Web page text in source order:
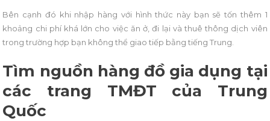
Bên cạnh đó khi nhập hàng với hình thức này bạn sẽ tốn thêm 1
khoảng chi phí khá lớn cho việc ăn ở, đi lại và thuê thông dịch viên
trong trường hợp bạn không thể giao tiếp bằng tiếng Trung.
Tìm nguồn hàng đồ gia dụng tại
các trang TMĐT của Trung
Quốc